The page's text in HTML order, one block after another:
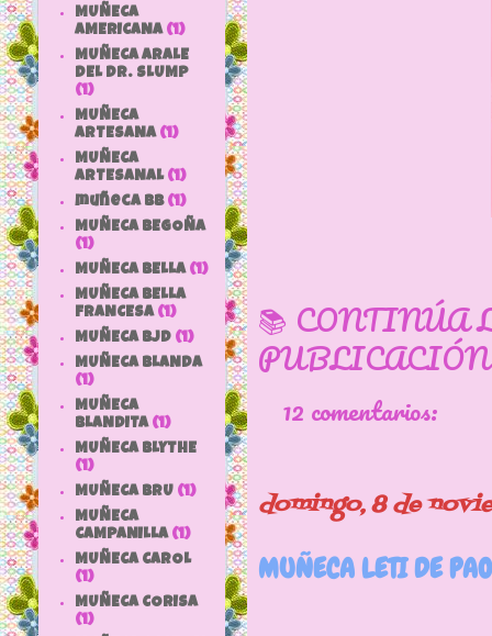
📚 CONTINÚA
12 comentarios:
domingo, 8 de
MUÑECA LETI DE
MUÑECA
AMERICANA (1)
MUÑECA ARALE
DEL DR. SLUMP
(1)
MUÑECA
ARTESANA (1)
MUÑECA
ARTESANAL (1)
muñeca bb (1)
MUÑECA BEGOÑA
(1)
MUÑECA BELLA (1)
MUÑECA BELLA
FRANCESA (1)
MUÑECA BJD (1)
MUÑECA BLANDA
(1)
MUÑECA
BLANDITA (1)
MUÑECA BLYTHE
(1)
MUÑECA BRU (1)
MUÑECA
CAMPANILLA (1)
MUÑECA CAROL
(1)
MUÑECA CORISA
(1)